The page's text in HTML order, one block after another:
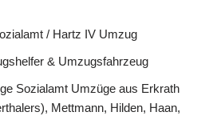
/ Hartz IV Umzug
& Umzugsfahrzeug
Sozialamt Umzüge aus Erkrath
Mettmann, Hilden, Haan,